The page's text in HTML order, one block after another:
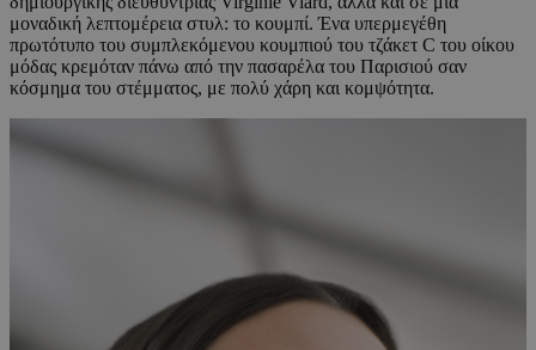
μοναδική λεπτομέρεια στυλ: το κουμπί. Ένα υπερμεγέθη
πρωτότυπο του συμπλεκόμενου κουμπιού του τζάκετ C του οίκου
μόδας κρεμόταν πάνω από την πασαρέλα του Παρισιού σαν
κόσμημα του στέμματος, με πολύ χάρη και κομψότητα.